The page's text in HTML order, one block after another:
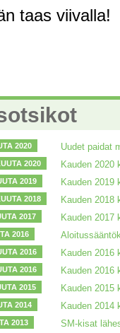
taas viivalla!
2020 Uudet paidat
2020 Kauden 2020
2019 Kauden 2019
2018 Kauden 2018
2017 Kauden 2017
2016
2016 Kauden 2016
2016 Kauden 2016
2015 Kauden 2015
2014 Kauden 2014
2013 SM-kisat